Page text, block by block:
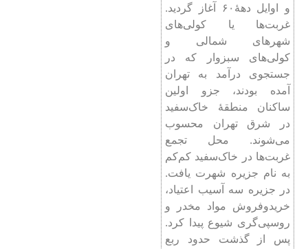
و اوایل دهۀ۶۰ آغاز گردید.
غربت‌ها یا کولی‌های
شهرهای شمالی و
کولی‌های سبزوار که در
جستجوی درآمد به تهران
آمده بودند، جزو اولین
ساکنان منطقۀ خاک‌سفید
در شرق تهران محسوب
می‌شوند. محل تجمع
غربت‌ها در خاک‌سفید کم‌کم
به نام جزیره شهرت یافت.
در جزیره سه آسیب اعتیاد،
خریدوفروش مواد مخدر و
روسپی‌گری شیوع پیدا کرد.
پس از گذشت حدود ربع‌